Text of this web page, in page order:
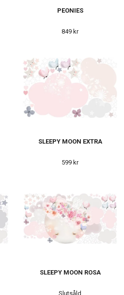
PEONIES
849 kr
SLEEPY MOON EXTRA
599 kr
SLEEPY MOON ROSA
Slutsåld